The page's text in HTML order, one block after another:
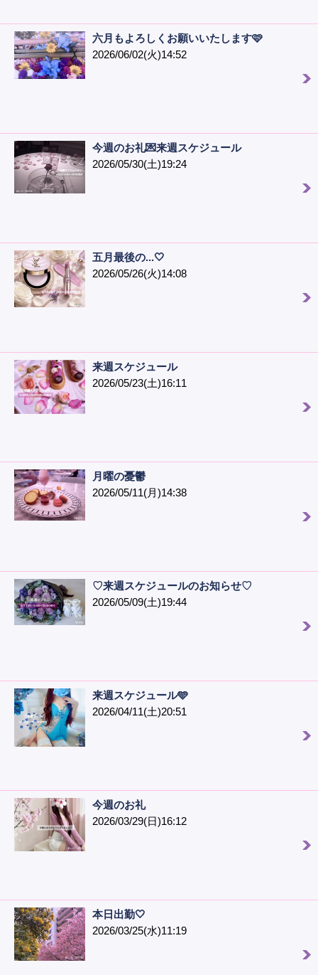
六月もよろしくお願いいたします🩷
2026/06/02(火)14:52
今週のお礼💌来週スケジュール
2026/05/30(土)19:24
五月最後の...🤍
2026/05/26(火)14:08
来週スケジュール
2026/05/23(土)16:11
月曜の憂鬱
2026/05/11(月)14:38
♡来週スケジュールのお知らせ♡
2026/05/09(土)19:44
来週スケジュール🩵
2026/04/11(土)20:51
今週のお礼
2026/03/29(日)16:12
本日出勤🤍
2026/03/25(水)11:19